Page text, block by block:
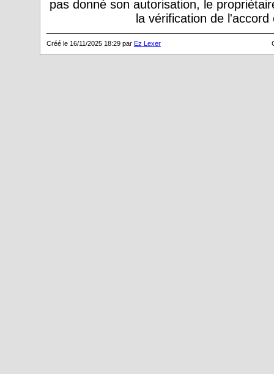
pas donné son autorisation, le
la vérification de
Créé le 16/11/2025 18:29 par Ez Lexer